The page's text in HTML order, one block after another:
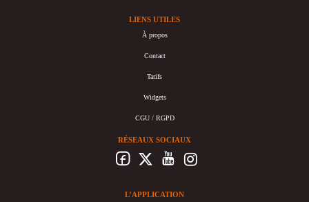
LIENS UTILES
À propos
Contact
Tarifs
Widgets
CGU / RGPD
RÉSEAUX SOCIAUX
L’APPLICATION